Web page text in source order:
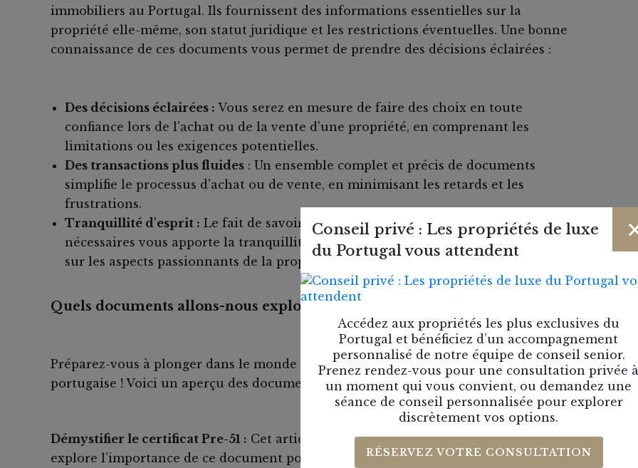
Conseil privé : Les propriétés de luxe
du Portugal vous attendent
Accédez aux propriétés les plus exclusives du
Portugal et bénéficiez d’un accompagnement
personnalisé de notre équipe de conseil senior.
Prenez rendez-vous pour une consultation privée à
un moment qui vous convient, ou demandez une
séance de conseil personnalisée pour explorer
discrètement vos options.
RÉSERVEZ VOTRE CONSULTATION
immobiliers au Portugal. Ils fournissent des informations essentielles sur la
propriété elle-même, son statut juridique et les restrictions éventuelles. Une bonne
connaissance de ces documents vous permet de prendre des décisions éclairées :
Des décisions éclairées : Vous serez en mesure de faire des choix en toute
confiance lors de l'achat ou de la vente d'une propriété, en comprenant les
limitations ou les exigences potentielles.
Des transactions plus fluides : Un ensemble complet et précis de documents
simplifie le processus d'achat ou de vente, en minimisant les retards et les
frustrations.
Tranquillité d'esprit : Le fait de savoir que vous disposez de tous les documents
nécessaires vous apporte la tranquillité d'esprit et vous permet de vous concentrer
sur les aspects passionnants de la propriété.
Quels documents allons-nous explorer ?
Préparez-vous à plonger dans le monde fascinant de la paperasserie immobilière
portugaise ! Voici un aperçu des documents que nous aborderons dans cette série :
Démystifier le certificat Pre-51 : Cet article de blog, déjà en ligne sur notre site web,
explore l'importance de ce document pour les propriétés construites avant 1951.